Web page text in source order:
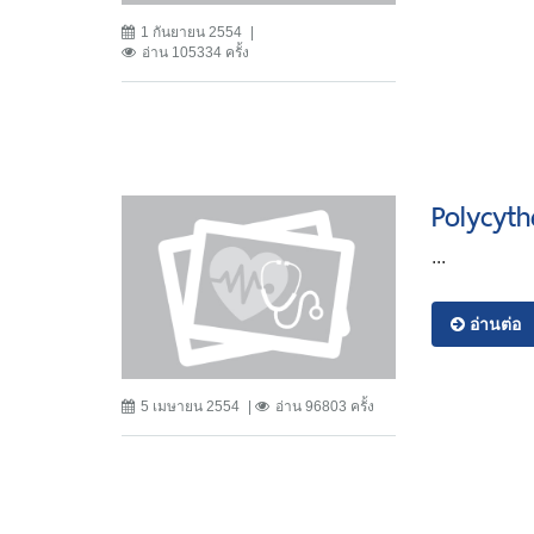
1 กันยายน 2554
อ่าน 105334 ครั้ง
5 เมษายน 2554 อ่าน 96803 ครั้ง
...
อ่านต่อ